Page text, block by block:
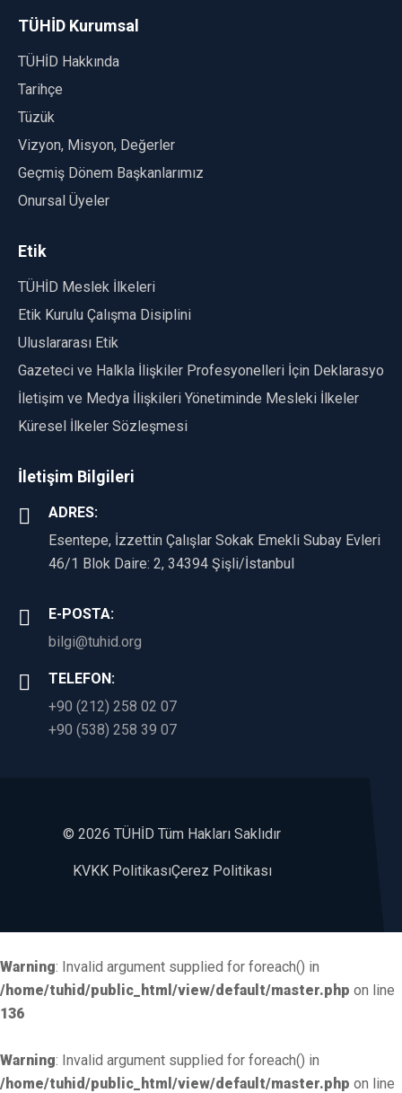
TÜHİD Kurumsal
TÜHİD Hakkında
Tarihçe
Tüzük
Vizyon, Misyon, Değerler
Geçmiş Dönem Başkanlarımız
Onursal Üyeler
Etik
TÜHİD Meslek İlkeleri
Etik Kurulu Çalışma Disiplini
Uluslararası Etik
Gazeteci ve Halkla İlişkiler Profesyonelleri İçin Deklarasyon
İletişim ve Medya İlişkileri Yönetiminde Mesleki İlkeler
Küresel İlkeler Sözleşmesi
İletişim Bilgileri
ADRES:
Esentepe, İzzettin Çalışlar Sokak Emekli Subay Evleri
46/1 Blok Daire: 2, 34394 Şişli/İstanbul
E-POSTA:
bilgi@tuhid.org
TELEFON:
+90 (212) 258 02 07
+90 (538) 258 39 07
© 2026 TÜHİD Tüm Hakları Saklıdır
KVKK PolitikasıÇerez Politikası
Warning: Invalid argument supplied for foreach() in
/home/tuhid/public_html/view/default/master.php on line
136
Warning: Invalid argument supplied for foreach() in
/home/tuhid/public_html/view/default/master.php on line